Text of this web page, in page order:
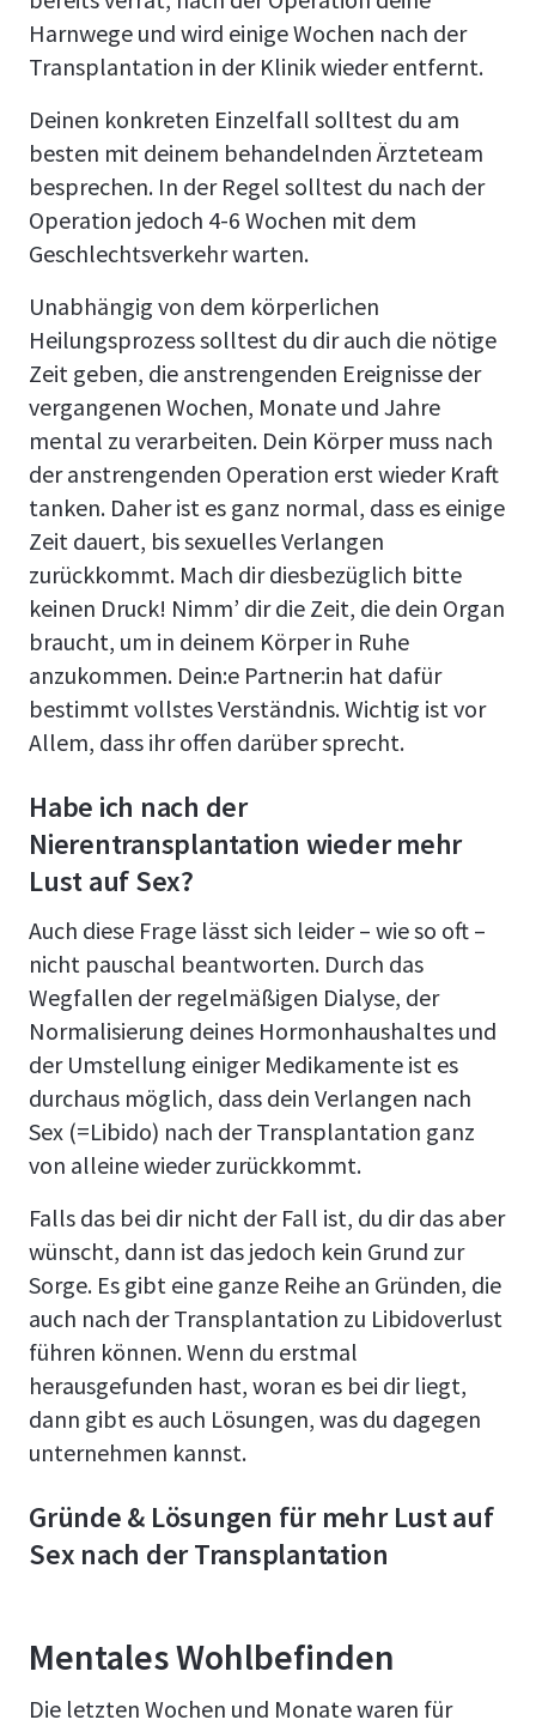
Harnwege und wird einige Wochen nach der
Transplantation in der Klinik wieder entfernt.
Deinen konkreten Einzelfall solltest du am
besten mit deinem behandelnden Ärzteteam
besprechen. In der Regel solltest du nach der
Operation jedoch 4-6 Wochen mit dem
Geschlechtsverkehr warten.
Unabhängig von dem körperlichen
Heilungsprozess solltest du dir auch die nötige
Zeit geben, die anstrengenden Ereignisse der
vergangenen Wochen, Monate und Jahre
mental zu verarbeiten. Dein Körper muss nach
der anstrengenden Operation erst wieder Kraft
tanken. Daher ist es ganz normal, dass es einige
Zeit dauert, bis sexuelles Verlangen
zurückkommt. Mach dir diesbezüglich bitte
keinen Druck! Nimm’ dir die Zeit, die dein Organ
braucht, um in deinem Körper in Ruhe
anzukommen. Dein:e Partner:in hat dafür
bestimmt vollstes Verständnis. Wichtig ist vor
Allem, dass ihr offen darüber sprecht.
Habe ich nach der
Nierentransplantation wieder mehr
Lust auf Sex?
Auch diese Frage lässt sich leider – wie so oft –
nicht pauschal beantworten. Durch das
Wegfallen der regelmäßigen Dialyse, der
Normalisierung deines Hormonhaushaltes und
der Umstellung einiger Medikamente ist es
durchaus möglich, dass dein Verlangen nach
Sex (=Libido) nach der Transplantation ganz
von alleine wieder zurückkommt.
Falls das bei dir nicht der Fall ist, du dir das aber
wünscht, dann ist das jedoch kein Grund zur
Sorge. Es gibt eine ganze Reihe an Gründen, die
auch nach der Transplantation zu Libidoverlust
führen können. Wenn du erstmal
herausgefunden hast, woran es bei dir liegt,
dann gibt es auch Lösungen, was du dagegen
unternehmen kannst.
Gründe & Lösungen für mehr Lust auf
Sex nach der Transplantation
Mentales Wohlbefinden
Die letzten Wochen und Monate waren für